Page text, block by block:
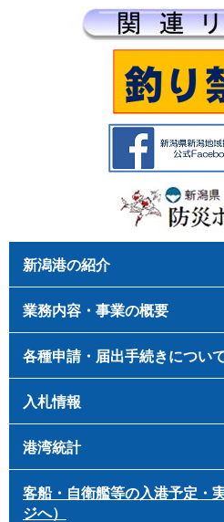
新潟港の紹介
業務内容・事業の概要
各種申請・届出手続きについ
入札情報
港湾統計
客船・自衛艦等の入港予定・
ジへ）